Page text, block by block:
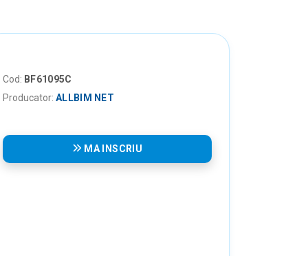
Cod: BF61095C
Producator: ALLBIM NET
MA INSCRIU